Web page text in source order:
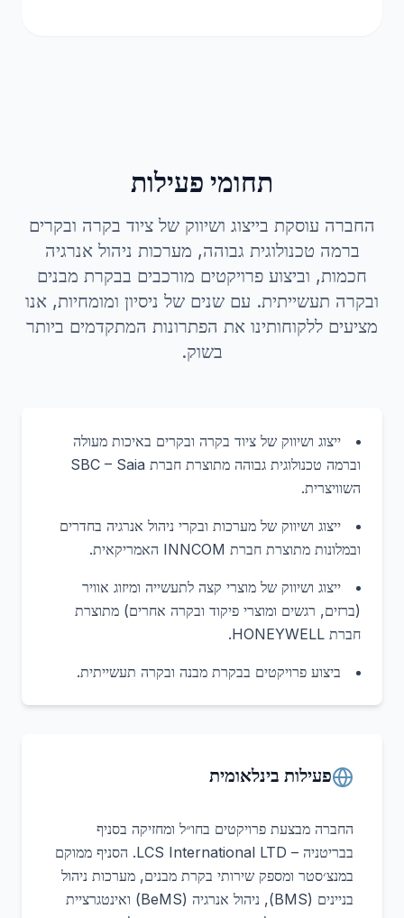
תחומי פעילות
החברה עוסקת בייצוג ושיווק של ציוד בקרה ובקרים
ברמה טכנולוגית גבוהה, מערכות ניהול אנרגיה
חכמות, וביצוע פרויקטים מורכבים בבקרת מבנים
ובקרה תעשייתית. עם שנים של ניסיון ומומחיות, אנו
מציעים ללקוחותינו את הפתרונות המתקדמים ביותר
בשוק.
ייצוג ושיווק של ציוד בקרה ובקרים באיכות מעולה
וברמה טכנולוגית גבוהה מתוצרת חברת SBC – Saia
השוויצרית.
ייצוג ושיווק של מערכות ובקרי ניהול אנרגיה בחדרים
ובמלונות מתוצרת חברת INNCOM האמריקאית.
ייצוג ושיווק של מוצרי קצה לתעשייה ומיזוג אוויר
(ברזים, רגשים ומוצרי פיקוד ובקרה אחרים) מתוצרת
חברת HONEYWELL.
ביצוע פרויקטים בבקרת מבנה ובקרה תעשייתית.
פעילות בינלאומית
החברה מבצעת פרויקטים בחו״ל ומחזיקה בסניף
בבריטניה – LCS International LTD. הסניף ממוקם
במנצ׳סטר ומספק שירותי בקרת מבנים, מערכות ניהול
בניינים (BMS), ניהול אנרגיה (BeMS) ואינטגרציית